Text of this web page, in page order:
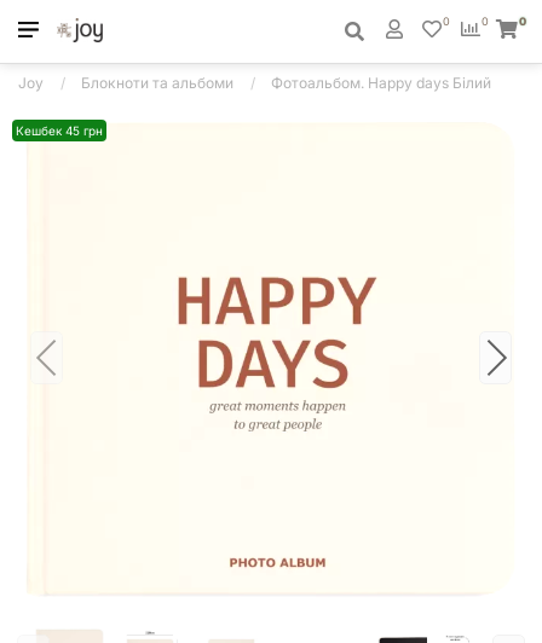
0
0 0
Joy Блокноти та альбоми Фотоальбом. Happy days Білий
Кешбек 45 грн